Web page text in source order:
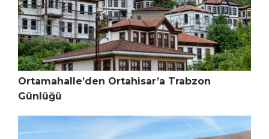
Ortamahalle’den Ortahisar’a Trabzon
Günlüğü